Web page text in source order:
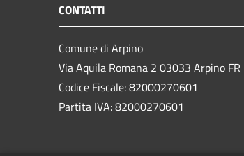
CONTATTI
Comune di Arpino
Via Aquila Romana 2 03033 Arpino FR
Codice Fiscale: 82000270601
Partita IVA: 82000270601